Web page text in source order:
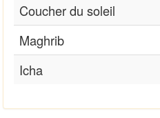
Coucher du soleil
Maghrib
Icha